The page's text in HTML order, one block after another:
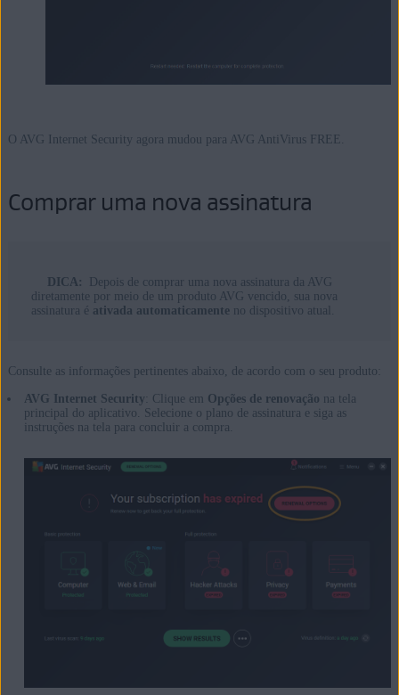
O AVG Internet Security agora mudou para AVG AntiVirus FREE.
Comprar uma nova assinatura
DICA:
Depois de comprar uma nova assinatura da AVG
diretamente por meio de um produto AVG vencido, sua nova
assinatura é ativada automaticamenteno dispositivo atual.
Consulte as informações pertinentes abaixo, de acordo com o seu produto:
AVG Internet Security : Clique em Opções de renovação na tela
principal do aplicativo. Selecione o plano de assinatura e siga as
instruções na tela para concluir a compra.